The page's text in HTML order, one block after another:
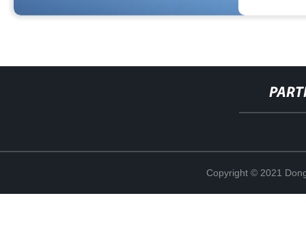
Copyright © 2021